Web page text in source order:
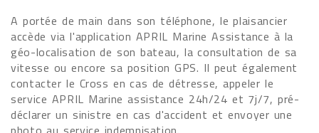
A portée de main dans son téléphone, le plaisancier
accède via l'application APRIL Marine Assistance à la
géo-localisation de son bateau, la consultation de sa
vitesse ou encore sa position GPS. Il peut également
contacter le Cross en cas de détresse, appeler le
service APRIL Marine assistance 24h/24 et 7j/7, pré-
déclarer un sinistre en cas d'accident et envoyer une